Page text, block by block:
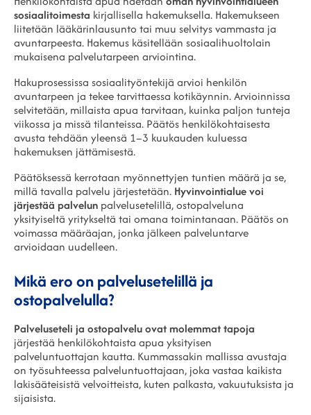
sosiaalitoimesta kirjallisella hakemuksella. Hakemukseen
liitetään lääkärinlausunto tai muu selvitys vammasta ja
avuntarpeesta. Hakemus käsitellään sosiaalihuoltolain
mukaisena palvelutarpeen arviointina.
Hakuprosessissa sosiaalityöntekijä arvioi henkilön
avuntarpeen ja tekee tarvittaessa kotikäynnin. Arvioinnissa
selvitetään, millaista apua tarvitaan, kuinka paljon tunteja
viikossa ja missä tilanteissa. Päätös henkilökohtaisesta
avusta tehdään yleensä 1–3 kuukauden kuluessa
hakemuksen jättämisestä.
Päätöksessä kerrotaan myönnettyjen tuntien määrä ja se,
millä tavalla palvelu järjestetään. Hyvinvointialue voi
järjestää palvelun palvelusetelillä, ostopalveluna
yksityiseltä yritykseltä tai omana toimintanaan. Päätös on
voimassa määräajan, jonka jälkeen palveluntarve
arvioidaan uudelleen.
Mikä ero on palvelusetelillä ja
ostopalvelulla?
Palveluseteli ja ostopalvelu ovat molemmat tapoja
järjestää henkilökohtaista apua yksityisen
palveluntuottajan kautta. Kummassakin mallissa avustaja
on työsuhteessa palveluntuottajaan, joka vastaa kaikista
lakisääteisistä velvoitteista, kuten palkasta, vakuutuksista ja
sijaisista.